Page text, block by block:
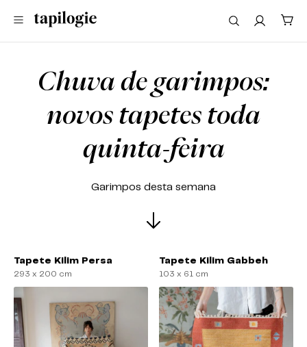
Chuva de garimpos:
novos tapetes toda
quinta-feira
Garimpos desta semana
Tapete Kilim Persa
293 x 200 cm
Tapete Kilim Gabbeh
103 x 61 cm